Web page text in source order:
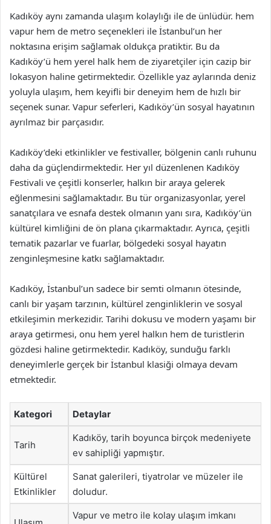
Kadıköy aynı zamanda ulaşım kolaylığı ile de ünlüdür. hem
vapur hem de metro seçenekleri ile İstanbul’un her
noktasına erişim sağlamak oldukça pratiktir. Bu da
Kadıköy’ü hem yerel halk hem de ziyaretçiler için cazip bir
lokasyon haline getirmektedir. Özellikle yaz aylarında deniz
yoluyla ulaşım, hem keyifli bir deneyim hem de hızlı bir
seçenek sunar. Vapur seferleri, Kadıköy’ün sosyal hayatının
ayrılmaz bir parçasıdır.
Kadıköy’deki etkinlikler ve festivaller, bölgenin canlı ruhunu
daha da güçlendirmektedir. Her yıl düzenlenen Kadıköy
Festivali ve çeşitli konserler, halkın bir araya gelerek
eğlenmesini sağlamaktadır. Bu tür organizasyonlar, yerel
sanatçılara ve esnafa destek olmanın yanı sıra, Kadıköy’ün
kültürel kimliğini de ön plana çıkarmaktadır. Ayrıca, çeşitli
tematik pazarlar ve fuarlar, bölgedeki sosyal hayatın
zenginleşmesine katkı sağlamaktadır.
Kadıköy, İstanbul’un sadece bir semti olmanın ötesinde,
canlı bir yaşam tarzının, kültürel zenginliklerin ve sosyal
etkileşimin merkezidir. Tarihi dokusu ve modern yaşamı bir
araya getirmesi, onu hem yerel halkın hem de turistlerin
gözdesi haline getirmektedir. Kadıköy, sunduğu farklı
deneyimlerle gerçek bir İstanbul klasiği olmaya devam
etmektedir.
Kategori Detaylar
Tarih
Kadıköy, tarih boyunca birçok medeniyete
ev sahipliği yapmıştır.
Kültürel
Etkinlikler
Sanat galerileri, tiyatrolar ve müzeler ile
doludur.
Vapur ve metro ile kolay ulaşım imkanı